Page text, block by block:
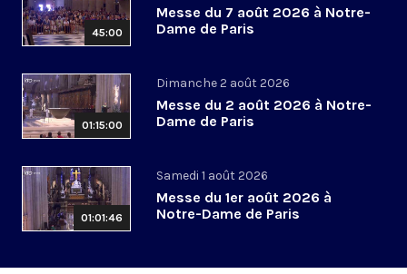
45:00
Messe du 7 août 2026 à Notre-
Dame de Paris
01:15:00
Dimanche 2 août 2026
Messe du 2 août 2026 à Notre-
Dame de Paris
01:01:46
Samedi 1 août 2026
Messe du 1er août 2026 à
Notre-Dame de Paris